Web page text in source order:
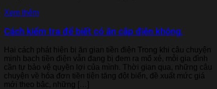
Xem thêm
Cách kiểm tra để biết có ăn cắp điện không.
Hai cách phát hiện bị ăn gian tiền điện Trong khi câu chuyện
minh bạch tiền điện vẫn đang bị đem ra mổ xẻ, mỗi gia đình
cần tự bảo vệ quyền lợi của mình. Thời gian qua, những câu
chuyện về hóa đơn tiền tiện tăng đột biến, đề xuất mức giá
mới theo bậc, những […]